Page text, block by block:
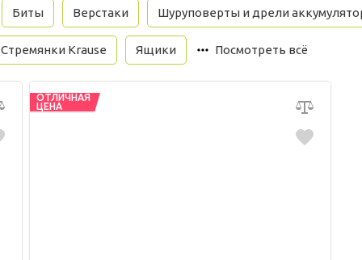
Биты Верстаки Шуруповерты и дрели
Стремянки Krause Ящики Посмотреть всё
ОТЛИЧНАЯ
ЦЕНА